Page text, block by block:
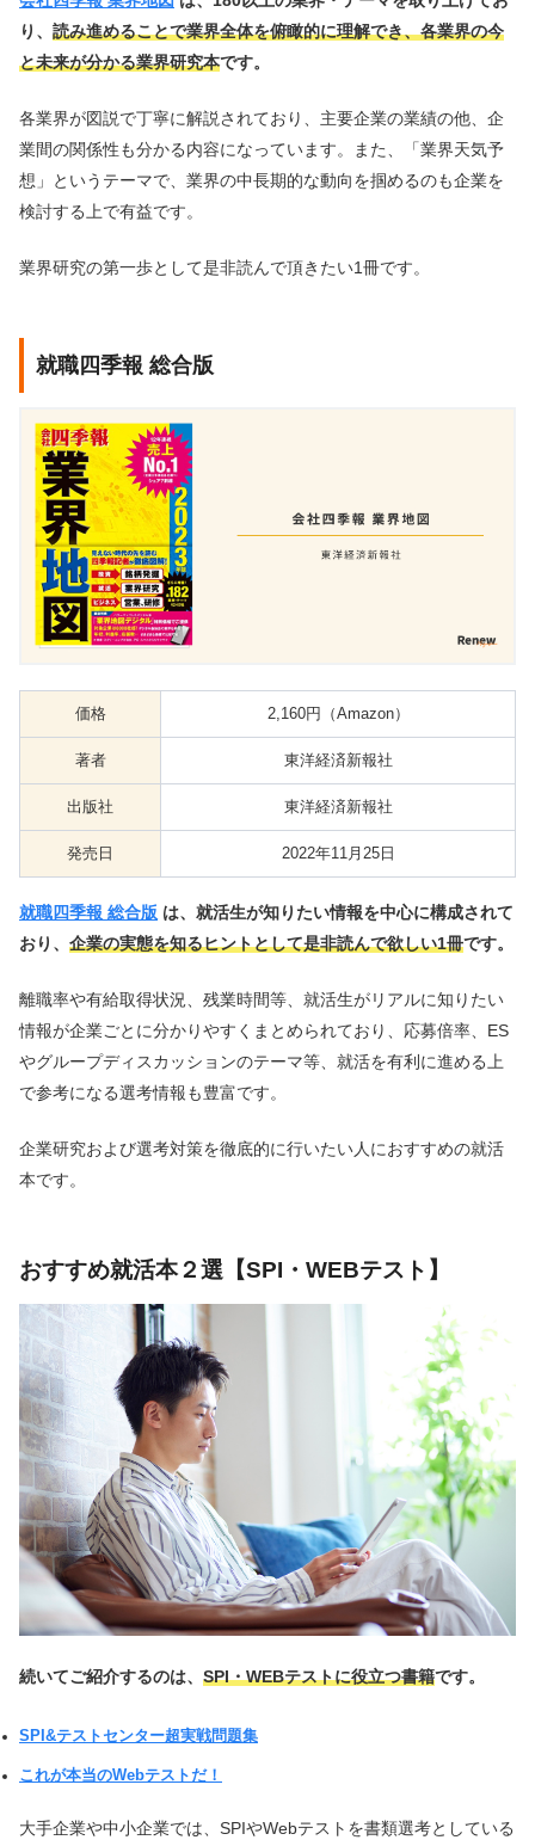
り、 読み進めることで業界全体を俯瞰的に理解でき、各業界の今
と未来が分かる業界研究本です。
各業界が図説で丁寧に解説されており、主要企業の業績の他、企
業間の関係性も分かる内容になっています。また、「業界天気予
想」というテーマで、業界の中長期的な動向を掴めるのも企業を
検討する上で有益です。
業界研究の第一歩として是非読んで頂きたい1冊です。
就職四季報 総合版
価格 2,160円（Amazon）
著者 東洋経済新報社
出版社 東洋経済新報社
発売日 2022年11月25日
就職四季報 総合版 は、就活生が知りたい情報を中心に構成されて
おり、 企業の実態を知るヒントとして是非読んで欲しい1冊です。
離職率や有給取得状況、残業時間等、就活生がリアルに知りたい
情報が企業ごとに分かりやすくまとめられており、応募倍率、ES
やグループディスカッションのテーマ等、就活を有利に進める上
で参考になる選考情報も豊富です。
企業研究および選考対策を徹底的に行いたい人におすすめの就活
本です。
おすすめ就活本２選【SPI・WEBテスト】
続いてご紹介するのは、 SPI・WEBテストに役立つ書籍です。
SPI&テストセンター超実戦問題集
これが本当のWebテストだ！
大手企業や中小企業では、SPIやWebテストを書類選考としている